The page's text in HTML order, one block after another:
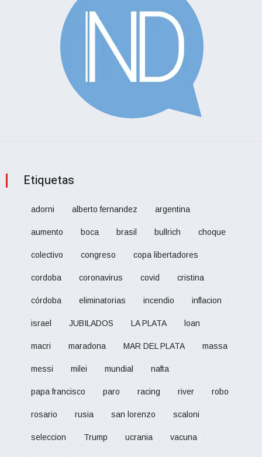
Etiquetas
adorni alberto fernandez argentina
aumento boca brasil bullrich choque
colectivo congreso copa libertadores
cordoba coronavirus covid cristina
córdoba eliminatorias incendio inflacion
israel JUBILADOS LA PLATA loan
macri maradona MAR DEL PLATA massa
messi milei mundial nafta
papa francisco paro racing river robo
rosario rusia san lorenzo scaloni
seleccion Trump ucrania vacuna